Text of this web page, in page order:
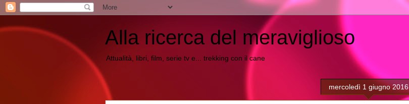
Alla ricerca del meraviglioso
Attualità, libri, film, serie tv e... trekking con il cane
mercoledì 1 giugno 2016